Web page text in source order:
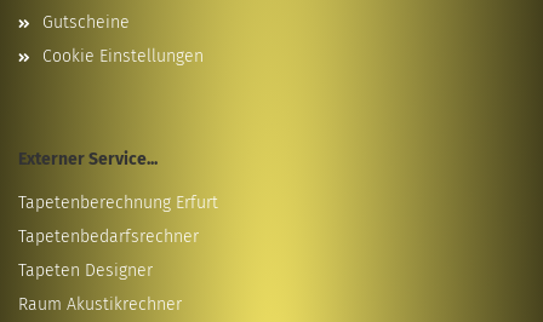
Gutscheine
Cookie Einstellungen
Externer Service...
Tapetenberechnung Erfurt
Tapetenbedarfsrechner
Tapeten Designer
Raum Akustikrechner